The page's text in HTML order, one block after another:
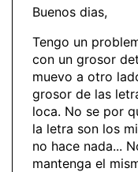
Buenos dias,
Tengo un
con un grosor
muevo a otro
grosor de las
loca. No se por
la letra son los
no hace nada...
mantenga el